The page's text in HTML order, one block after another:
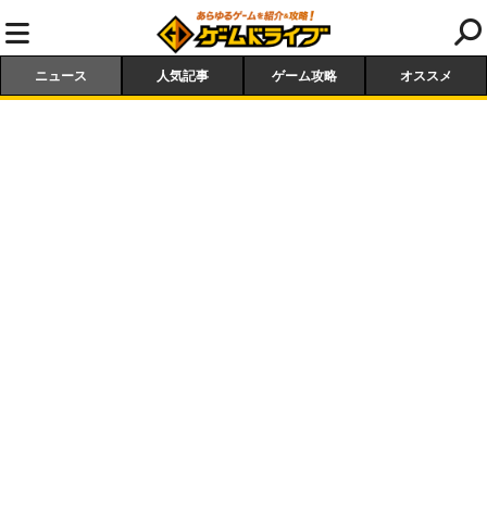
ニュース 人気記事 ゲーム攻略 オススメ